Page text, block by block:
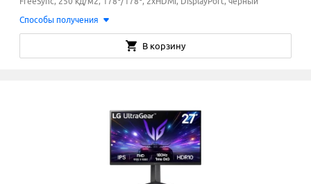
Способы получения
В корзину